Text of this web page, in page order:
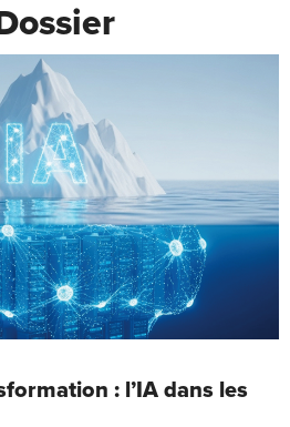
: l’IA dans les